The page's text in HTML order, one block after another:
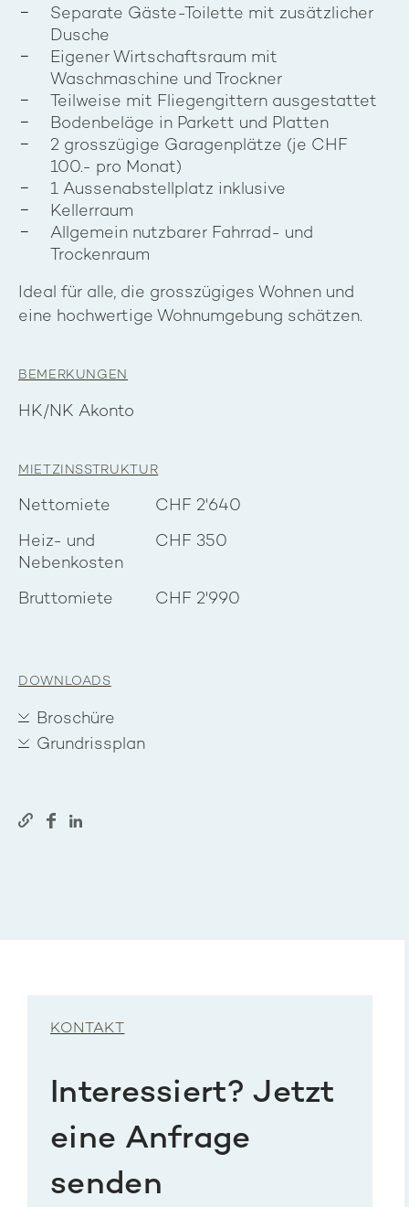
Separate Gäste-Toilette mit zusätzlicher
Dusche
Eigener Wirtschaftsraum mit
Waschmaschine und Trockner
Teilweise mit Fliegengittern ausgestattet
Bodenbeläge in Parkett und Platten
2 grosszügige Garagenplätze (je CHF
100.- pro Monat)
1 Aussenabstellplatz inklusive
Kellerraum
Allgemein nutzbarer Fahrrad- und
Trockenraum
Ideal für alle, die grosszügiges Wohnen und
eine hochwertige Wohnumgebung schätzen.
BEMERKUNGEN
HK/NK Akonto
MIETZINSSTRUKTUR
Nettomiete CHF 2'640
Heiz- und
Nebenkosten
CHF 350
Bruttomiete CHF 2'990
DOWNLOADS
Broschüre
Grundrissplan
KONTAKT
Interessiert? Jetzt
eine Anfrage
senden